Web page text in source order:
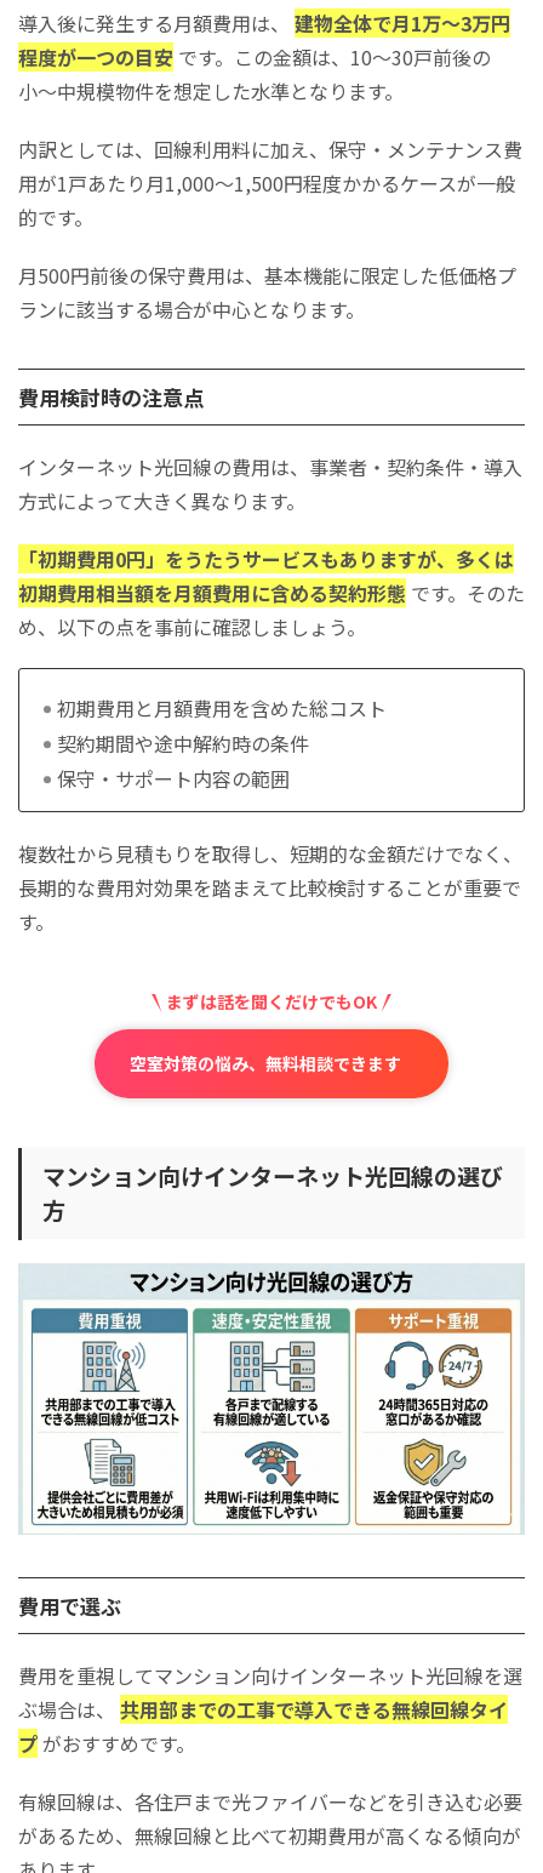
導入後に発生する月額費用は、 建物全体で月1万〜3万円
程度が一つの目安 です。この金額は、10〜30戸前後の
小〜中規模物件を想定した水準となります。
内訳としては、回線利用料に加え、保守・メンテナンス費
用が1戸あたり月1,000〜1,500円程度かかるケースが一般
的です。
月500円前後の保守費用は、基本機能に限定した低価格プ
ランに該当する場合が中心となります。
費用検討時の注意点
インターネット光回線の費用は、事業者・契約条件・導入
方式によって大きく異なります。
「初期費用0円」をうたうサービスもありますが、多くは
初期費用相当額を月額費用に含める契約形態 です。そのた
め、以下の点を事前に確認しましょう。
初期費用と月額費用を含めた総コスト
契約期間や途中解約時の条件
保守・サポート内容の範囲
複数社から見積もりを取得し、短期的な金額だけでなく、
長期的な費用対効果を踏まえて比較検討することが重要で
す。
まずは話を聞くだけでもOK
空室対策の悩み、無料相談できます
マンション向けインターネット光回線の選び
方
費用で選ぶ
費用を重視してマンション向けインターネット光回線を選
ぶ場合は、 共用部までの工事で導入できる無線回線タイ
プがおすすめです。
有線回線は、各住戸まで光ファイバーなどを引き込む必要
があるため、無線回線と比べて初期費用が高くなる傾向が